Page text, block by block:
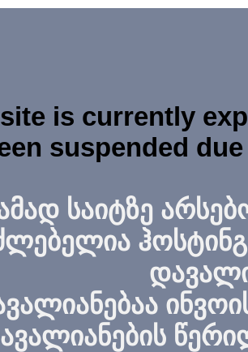
is currently
suspended
საიტზე